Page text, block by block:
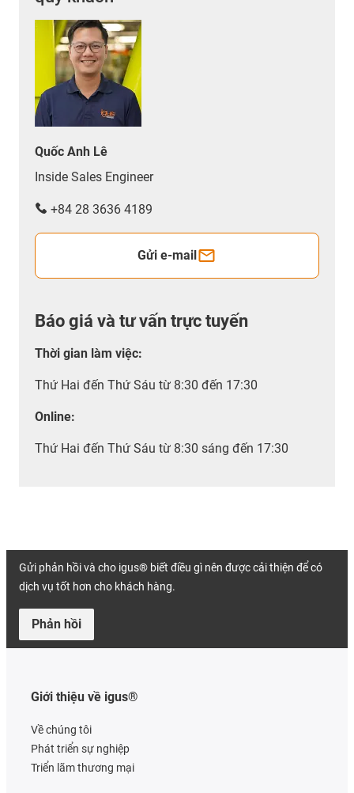
Quốc Anh Lê
Inside Sales Engineer
+84 28 3636 4189
Gửi e-mail
Báo giá và tư vấn trực tuyến
Thời gian làm việc:
Thứ Hai đến Thứ Sáu từ 8:30 đến 17:30
Online:
Thứ Hai đến Thứ Sáu từ 8:30 sáng đến 17:30
Gửi phản hồi và cho igus® biết điều gì nên được cải thiện để có
dịch vụ tốt hơn cho khách hàng.
Phản hồi
Giới thiệu về igus®
Về chúng tôi
Phát triển sự nghiệp
Triển lãm thương mại